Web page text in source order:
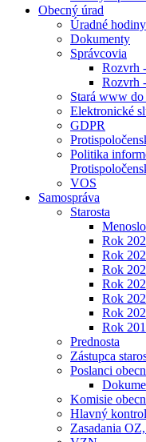
Obecný úrad
Úradné
Dokumenty
Správcovia
Rozvrh
Rozvrh
Stará www do
Elektronické
GDPR
Politika
VOS
Samospráva
Starosta
Rok
Rok
Rok
Rok
Rok
Rok
Rok
Prednosta
Zástupca
Poslanci
Komisie
Hlavný
Zasadania